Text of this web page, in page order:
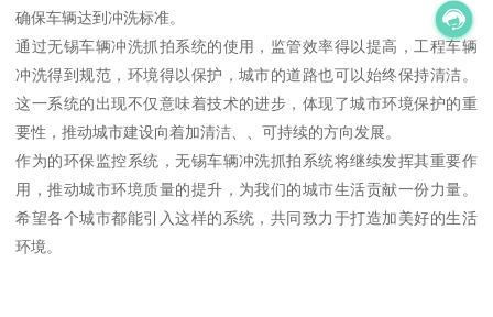
确保车辆达到冲洗标准。
通过无锡车辆冲洗抓拍系统的使用，监管效率得以提高，工程车辆
冲洗得到规范，环境得以保护，城市的道路也可以始终保持清洁。
这一系统的出现不仅意味着技术的进步，体现了城市环境保护的重
要性，推动城市建设向着加清洁、、可持续的方向发展。
作为的环保监控系统，无锡车辆冲洗抓拍系统将继续发挥其重要作
用，推动城市环境质量的提升，为我们的城市生活贡献一份力量。
希望各个城市都能引入这样的系统，共同致力于打造加美好的生活
环境。